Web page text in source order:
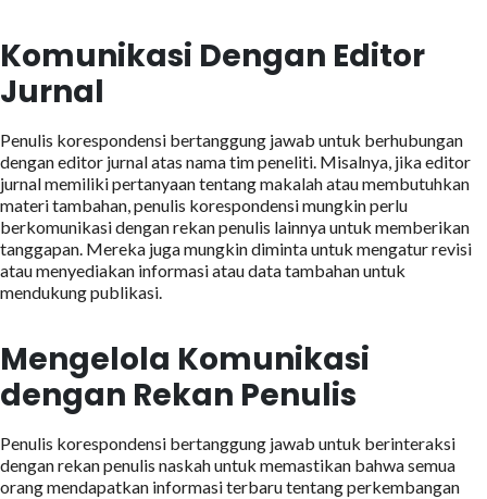
Komunikasi Dengan Editor
Jurnal
Penulis korespondensi bertanggung jawab untuk berhubungan
dengan editor jurnal atas nama tim peneliti. Misalnya, jika editor
jurnal memiliki pertanyaan tentang makalah atau membutuhkan
materi tambahan, penulis korespondensi mungkin perlu
berkomunikasi dengan rekan penulis lainnya untuk memberikan
tanggapan. Mereka juga mungkin diminta untuk mengatur revisi
atau menyediakan informasi atau data tambahan untuk
mendukung publikasi.
Mengelola Komunikasi
dengan Rekan Penulis
Penulis korespondensi bertanggung jawab untuk berinteraksi
dengan rekan penulis naskah untuk memastikan bahwa semua
orang mendapatkan informasi terbaru tentang perkembangan